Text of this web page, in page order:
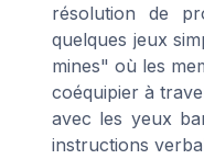
résolution de
quelques jeux
mines" où les
coéquipier à
avec les yeux
instructions